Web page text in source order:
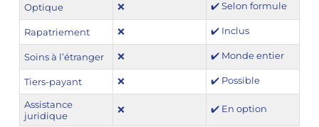
Optique ❌ ✔️ Selon formule
Rapatriement ❌ ✔️ Inclus
Soins à l’étranger ❌ ✔️ Monde entier
Tiers-payant ❌ ✔️ Possible
Assistance
juridique
❌ ✔️ En option